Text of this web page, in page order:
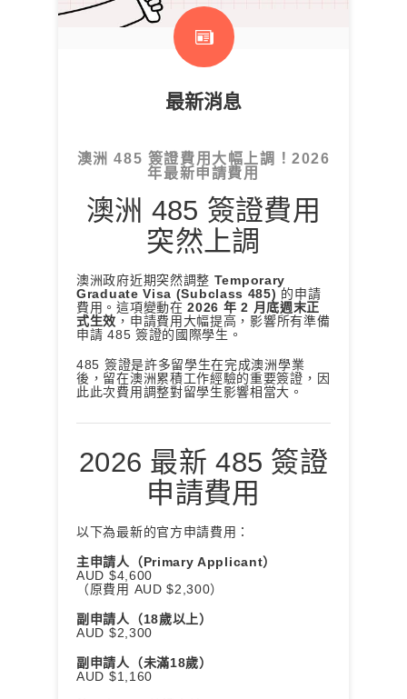
最新消息
澳洲 485 簽證費用大幅上調！2026
年最新申請費用
澳洲 485 簽證費用
突然上調
澳洲政府近期突然調整 Temporary
Graduate Visa (Subclass 485) 的申請
費用。這項變動在2026 年 2 月底週末正
式生效 ，申請費用大幅提高，影響所有準備
申請 485 簽證的國際學生。
485 簽證是許多留學生在完成澳洲學業
後，留在澳洲累積工作經驗的重要簽證，因
此此次費用調整對留學生影響相當大。
2026 最新 485 簽證
申請費用
以下為最新的官方申請費用：
主申請人（Primary Applicant）
AUD $4,600
（原費用 AUD $2,300）
副申請人（18歲以上）
AUD $2,300
副申請人（未滿18歲）
AUD $1,160